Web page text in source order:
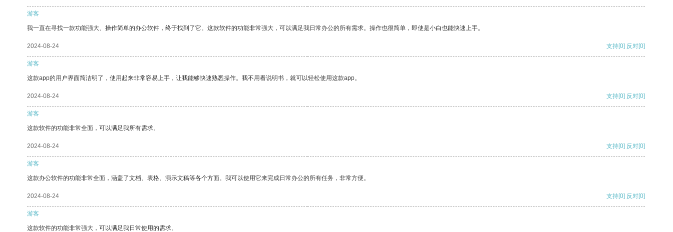
游客
我一直在寻找一款功能强大、操作简单的办公软件，终于找到了它。这款软件的功能非常强大，可以满足我日常办公的所有需求。操作也很简单，即使是小白也能快速上手。
2024-08-24 支持[0] 反对[0]
游客
这款app的用户界面简洁明了，使用起来非常容易上手，让我能够快速熟悉操作。我不用看说明书，就可以轻松使用这款app。
2024-08-24 支持[0] 反对[0]
游客
这款软件的功能非常全面，可以满足我所有需求。
2024-08-24 支持[0] 反对[0]
游客
这款办公软件的功能非常全面，涵盖了文档、表格、演示文稿等各个方面。我可以使用它来完成日常办公的所有任务，非常方便。
2024-08-24 支持[0] 反对[0]
游客
这款软件的功能非常强大，可以满足我日常使用的需求。